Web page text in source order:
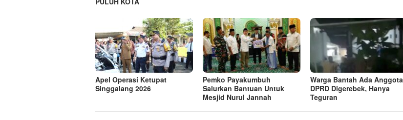
Apel Operasi Ketupat
Singgalang 2026
Pemko Payakumbuh
Salurkan Bantuan Untuk
Mesjid Nurul Jannah
Warga Bantah Ada Anggota
DPRD Digerebek, Hanya
Teguran